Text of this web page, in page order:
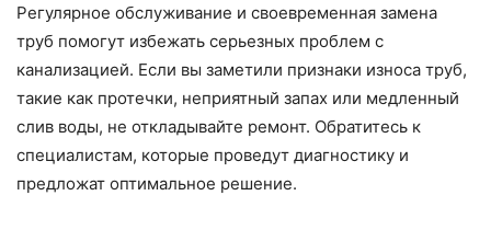
Регулярное обслуживание и своевременная замена
труб помогут избежать серьезных проблем с
канализацией. Если вы заметили признаки износа труб,
такие как протечки, неприятный запах или медленный
слив воды, не откладывайте ремонт. Обратитесь к
специалистам, которые проведут диагностику и
предложат оптимальное решение.